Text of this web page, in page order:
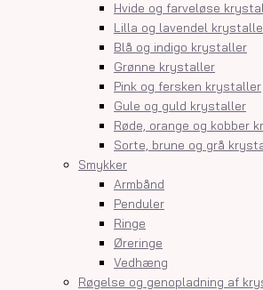
Hvide og farveløse
Lilla og lavendel
Blå og indigo krystaller
Grønne krystaller
Pink og fersken krystaller
Gule og guld krystaller
Røde, orange og kobber
Sorte, brune og grå
Smykker
Armbånd
Penduler
Ringe
Øreringe
Vedhæng
Røgelse og genopladning af